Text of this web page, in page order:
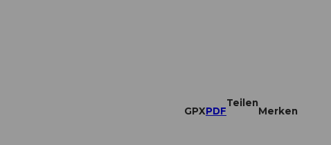
GPXPDF
Teilen
Merken